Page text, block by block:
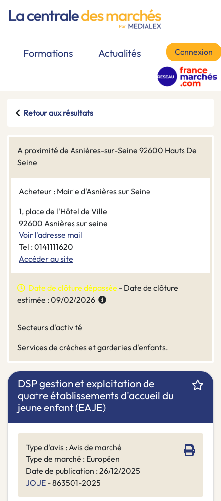
Formations Actualités Connexion
Retour aux résultats
A proximité de Asnières-sur-Seine 92600 Hauts De
Seine
Acheteur : Mairie d'Asnières sur Seine
1, place de l'Hôtel de Ville
92600 Asnières sur seine
Voir l'adresse mail
Tel : 0141111620
Accéder au site
Date de clôture dépassée - Date de clôture
estimée : 09/02/2026
Secteurs d'activité
Services de crèches et garderies d'enfants.
DSP gestion et exploitation de
quatre établissements d'accueil du
jeune enfant (EAJE)
Type d'avis : Avis de marché
Type de marché : Européen
Date de publication : 26/12/2025
JOUE - 863501-2025